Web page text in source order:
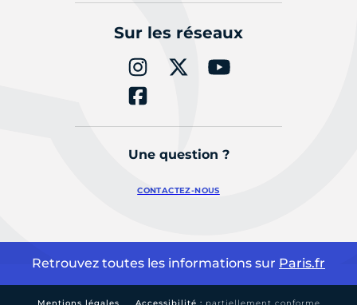
Sur les réseaux
Une question ?
CONTACTEZ-NOUS
Retrouvez toutes les informations sur Paris.fr